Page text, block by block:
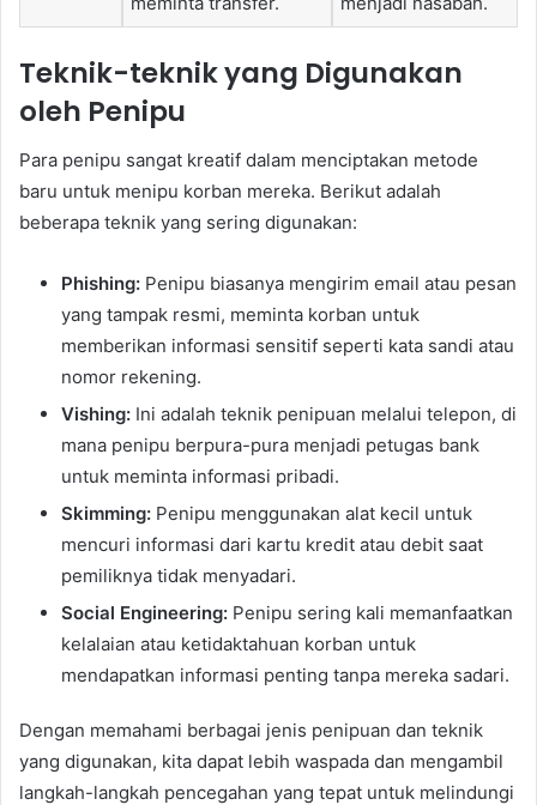
Teknik-teknik yang Digunakan
oleh Penipu
Para penipu sangat kreatif dalam menciptakan metode
baru untuk menipu korban mereka. Berikut adalah
beberapa teknik yang sering digunakan:
Phishing: Penipu biasanya mengirim email atau pesan
yang tampak resmi, meminta korban untuk
memberikan informasi sensitif seperti kata sandi atau
nomor rekening.
Vishing: Ini adalah teknik penipuan melalui telepon, di
mana penipu berpura-pura menjadi petugas bank
untuk meminta informasi pribadi.
Skimming: Penipu menggunakan alat kecil untuk
mencuri informasi dari kartu kredit atau debit saat
pemiliknya tidak menyadari.
Social Engineering: Penipu sering kali memanfaatkan
kelalaian atau ketidaktahuan korban untuk
mendapatkan informasi penting tanpa mereka sadari.
Dengan memahami berbagai jenis penipuan dan teknik
yang digunakan, kita dapat lebih waspada dan mengambil
langkah-langkah pencegahan yang tepat untuk melindungi